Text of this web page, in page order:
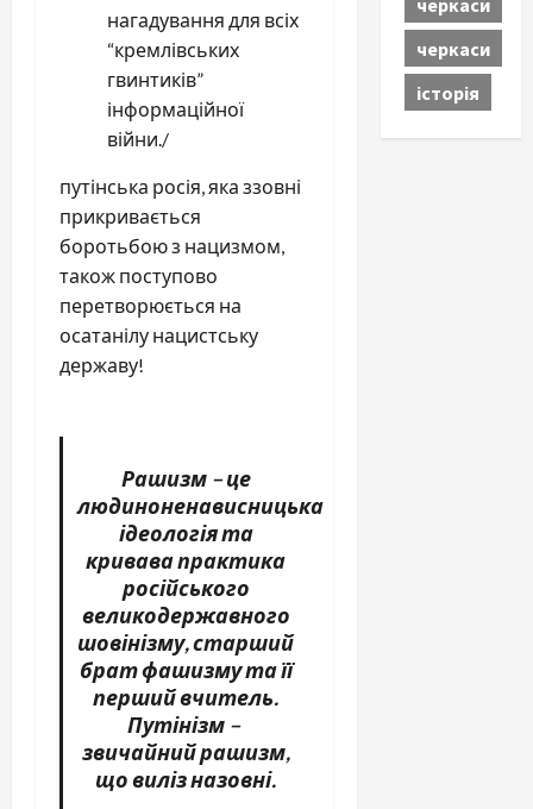
нагадування для всіх
“кремлівських
гвинтиків”
інформаційної
війни./
путінська росія, яка ззовні
прикривається
боротьбою з нацизмом,
також поступово
перетворюється на
осатанілу нацистську
державу!
Рашизм – це
людиноненависницька
ідеологія та
кривава практика
російського
великодержавного
шовінізму, старший
брат фашизму та її
перший вчитель.
Путінізм –
звичайний рашизм,
що виліз назовні.
черкаси
історія